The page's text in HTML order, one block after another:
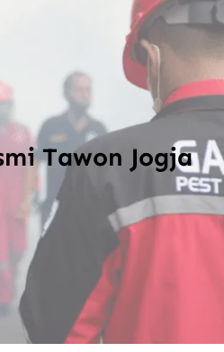
Tawon Jogja